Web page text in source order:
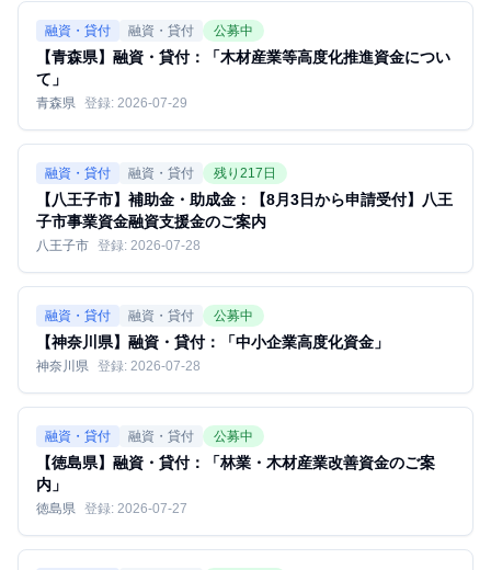
融資・貸付 融資・貸付 公募中
【青森県】融資・貸付：「木材産業等高度化推進資金につい
て」
青森県 登録: 2026-07-29
融資・貸付 融資・貸付 残り 217 日
【八王子市】補助金・助成金：【8月3日から申請受付】八王
子市事業資金融資支援金のご案内
八王子市 登録: 2026-07-28
融資・貸付 融資・貸付 公募中
【神奈川県】融資・貸付：「中小企業高度化資金」
神奈川県 登録: 2026-07-28
融資・貸付 融資・貸付 公募中
【徳島県】融資・貸付：「林業・木材産業改善資金のご案
内」
徳島県 登録: 2026-07-27